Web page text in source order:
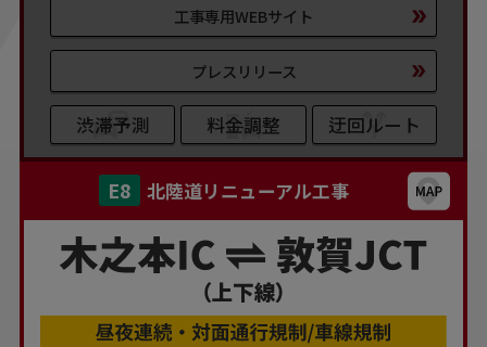
工事専用WEBサイト
プレスリリース
渋滞予測 料金調整 迂回ルート
E8 北陸道リニューアル工事